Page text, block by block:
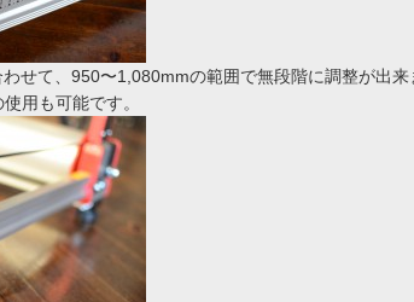
せて、950〜1,080mmの範囲で無段階に調整が出
用も可能です。